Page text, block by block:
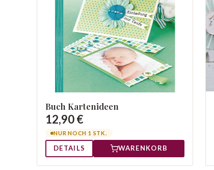
Buch Kartenideen
12,90 €
NUR NOCH 1 STK.
DETAILS WARENKORB